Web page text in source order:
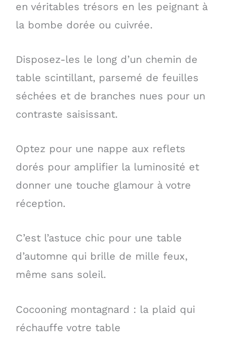
en véritables trésors en les peignant à
la bombe dorée ou cuivrée.
Disposez-les le long d’un chemin de
table scintillant, parsemé de feuilles
séchées et de branches nues pour un
contraste saisissant.
Optez pour une nappe aux reflets
dorés pour amplifier la luminosité et
donner une touche glamour à votre
réception.
C’est l’astuce chic pour une table
d’automne qui brille de mille feux,
même sans soleil.
Cocooning montagnard : la plaid qui
réchauffe votre table